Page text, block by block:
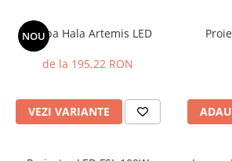
NOU
Lampa Hala Artemis LED
de la 195,22 RON
VEZI VARIANTE